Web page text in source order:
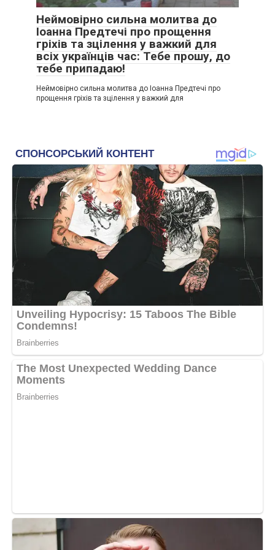
Неймовірно сильна молитва до
Іоанна Предтечі про прощення
гріхів та зцілення у важкий для
всіх українців час: Тебе прошу, до
тебе припадаю!
Неймовірно сильна молитва до Іоанна Предтечі про
прощення гріхів та зцілення у важкий для